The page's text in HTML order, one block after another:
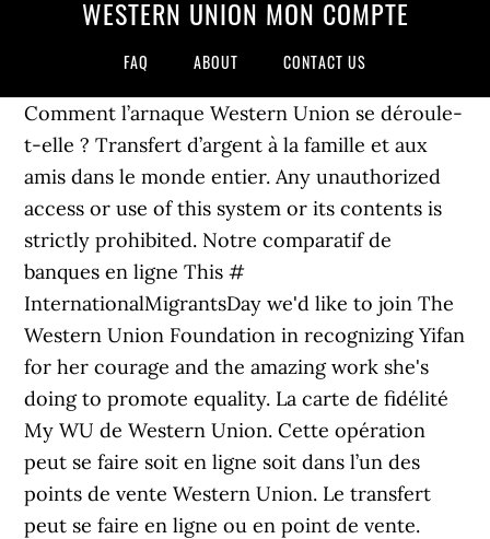
WESTERN UNION MON COMPTE
FAQ ABOUT CONTACT US
Comment l’arnaque Western Union se déroule-
t-elle ?Transfert d’argent à la famille et aux
amis dans le monde entier. Any unauthorized
access or use of this system or its contents is
strictly prohibited. Notre comparatif de
banques en ligne This #
InternationalMigrantsDay we'd like to join The
Western Union Foundation in recognizing Yifan
for her courage and the amazing work she's
doing to promote equality. La carte de fidélité
My WU de Western Union. Cette opération
peut se faire soit en ligne soit dans l’un des
points de vente Western Union. Le transfert
peut se faire en ligne ou en point de vente.